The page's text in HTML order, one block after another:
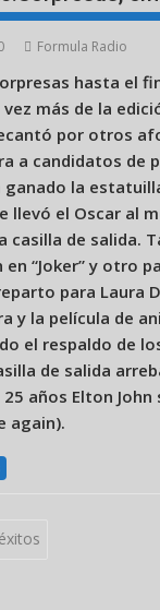
Formula Radio
hasta el
más de la
por otros
a candidatos de
ganado la
llevó el Oscar al
casilla de salida.
“Joker” y otro
para Laura
y la película de
el respaldo de
de salida
años Elton
again).